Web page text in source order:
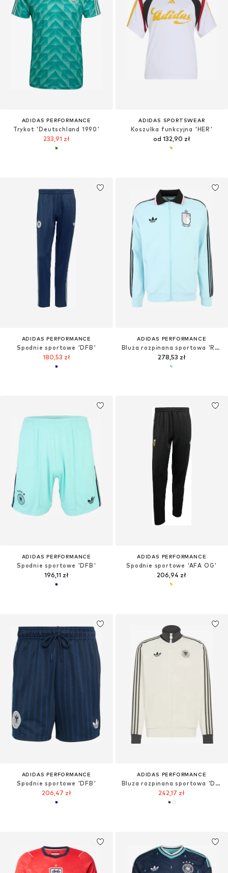
ADIDAS PERFORMANCE
Trykot 'Deutschland 1990'
233,91 zł
ADIDAS SPORTSWEAR
Koszulka funkcyjna 'HER'
od 132,90 zł
ADIDAS PERFORMANCE
Spodnie sportowe 'DFB'
180,53 zł
ADIDAS PERFORMANCE
Bluza rozpinana sportowa 'RBFA'
278,53 zł
ADIDAS PERFORMANCE
Spodnie sportowe 'DFB'
196,11 zł
ADIDAS PERFORMANCE
Spodnie sportowe 'AFA OG'
206,94 zł
ADIDAS PERFORMANCE
Spodnie sportowe 'DFB'
206,47 zł
ADIDAS PERFORMANCE
Bluza rozpinana sportowa 'DFB'
242,17 zł